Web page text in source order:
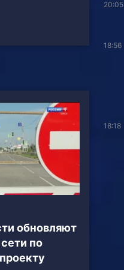
обновляют
по
20:05
18:56
18:18